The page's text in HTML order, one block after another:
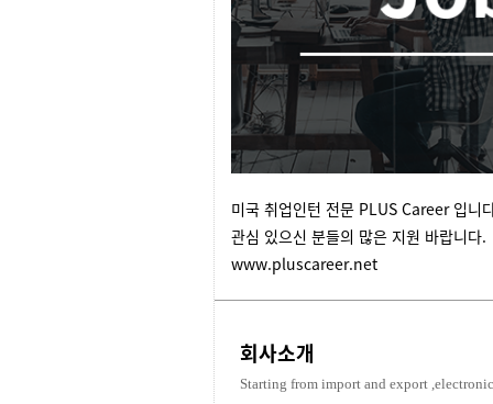
미국 취업인턴 전문 PLUS Career 입
관심 있으신 분들의 많은 지원 바랍니다.
www.pluscareer.net
회사소개
Starting from import and export